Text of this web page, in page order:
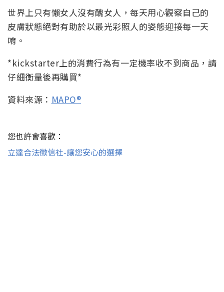
世界上只有懶女人沒有醜女人，每天用心觀察自己的
皮膚狀態絕對有助於以最光彩照人的姿態迎接每一天
唷。
*kickstarter上的消費行為有一定機率收不到商品，請
仔細衡量後再購買*
資料來源： MAPO®
您也許會喜歡：
立達合法徵信社-讓您安心的選擇